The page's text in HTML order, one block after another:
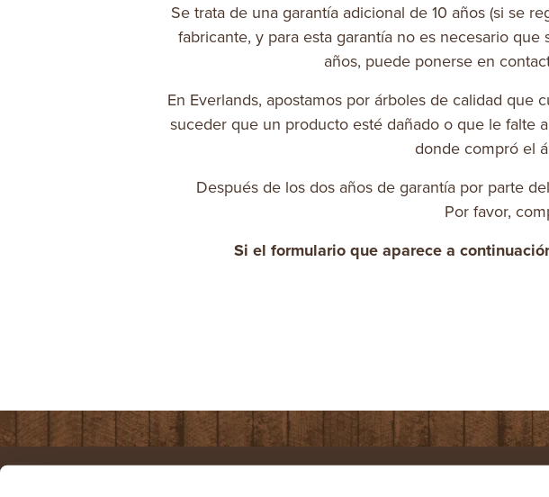
Se trata de una garantía adicional de 10 años (si se
fabricante, y para esta garantía no es necesario
años, puede ponerse en
En Everlands, apostamos por árboles de calidad
suceder que un producto esté dañado o que le falte
donde compró el
Después de los dos años de garantía por parte
Por favor,
Si el formulario que aparece a